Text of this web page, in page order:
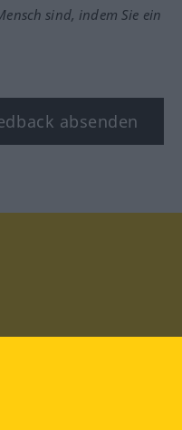
sind, indem Sie ein
absenden